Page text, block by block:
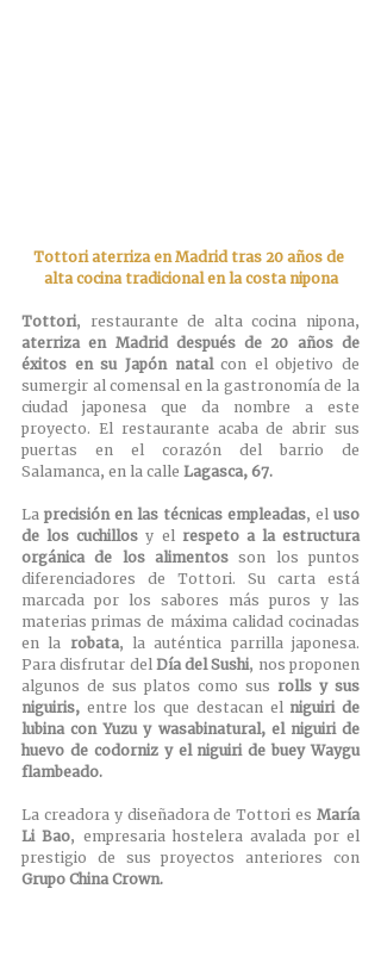
Tottori aterriza en Madrid tras 20 años de
alta cocina tradicional en la costa nipona
Tottori
aterriza en Madrid después de 20 años de
éxitos en su Japón natal con el objetivo de
sumergir al comensal en la gastronomía de la
ciudad japonesa que da nombre a este
proyecto. El restaurante acaba de abrir sus
puertas en el corazón del barrio de
Salamanca, en la calle Lagasca, 67.
La precisión en las técnicas empleadas, el uso
de los cuchillos y el respeto a la estructura
orgánica de los alimentos son los puntos
diferenciadores de Tottori. Su carta está
marcada por los sabores más puros y las
materias primas de máxima calidad cocinadas
en la robata, la auténtica parrilla japonesa.
Para disfrutar del Día del Sushi, nos proponen
algunos de sus platos como sus rolls y sus
niguiris, entre los que destacan el niguiri de
lubina con Yuzu y wasabinatural, el niguiri de
huevo de codorniz y el niguiri de buey Waygu
flambeado.
La creadora y diseñadora de Tottori es María
Li Bao, empresaria hostelera avalada por el
Grupo China Crown.